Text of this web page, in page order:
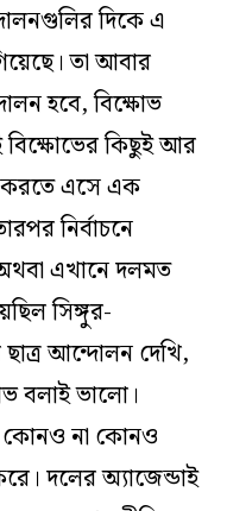
দিকে এ
তা আবার
হবে, বিক্ষোভ
বিক্ষোভের কিছুই আর
করতে এসে এক
নির্বাচনে
এখানে দলমত
সিঙ্গুর-
ছাত্র আন্দোলন দেখি,
বলাই ভালো।
না কোনও
দলের অ্যাজেন্ডাই